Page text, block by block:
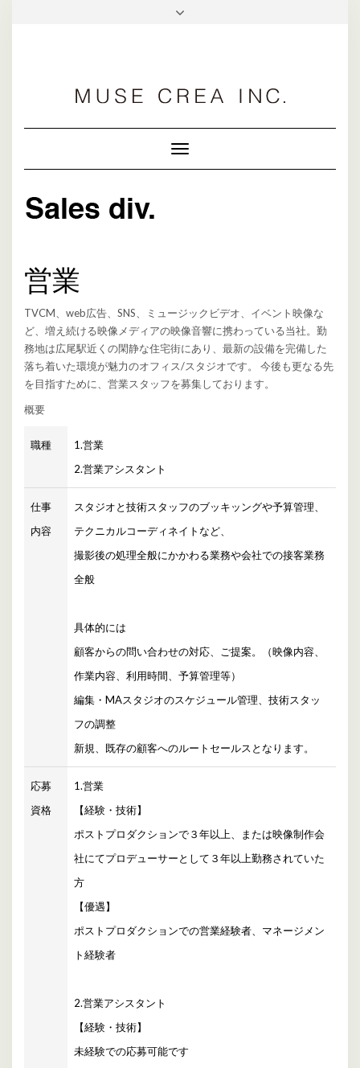
Toggle
Navigation
営業
TVCM、web広告、SNS、ミュージックビデオ、イベント映像な
ど、増え続ける映像メディアの映像音響に携わっている当社。勤
務地は広尾駅近くの閑静な住宅街にあり、最新の設備を完備した
落ち着いた環境が魅力のオフィス/スタジオです。 今後も更なる先
を目指すために、営業スタッフを募集しております。
概要
職種
1.営業
2.営業アシスタント
仕事
内容
スタジオと技術スタッフのブッキッングや予算管理、
テクニカルコーディネイトなど、
撮影後の処理全般にかかわる業務や会社での接客業務
全般
具体的には
顧客からの問い合わせの対応、ご提案。（映像内容、
作業内容、利用時間、予算管理等）
編集・MAスタジオのスケジュール管理、技術スタッ
フの調整
新規、既存の顧客へのルートセールスとなります。
応募
資格
1.営業
【経験・技術】
ポストプロダクションで３年以上、または映像制作会
社にてプロデューサーとして３年以上勤務されていた
方
【優遇】
ポストプロダクションでの営業経験者、マネージメン
ト経験者
2.営業アシスタント
【経験・技術】
未経験での応募可能です